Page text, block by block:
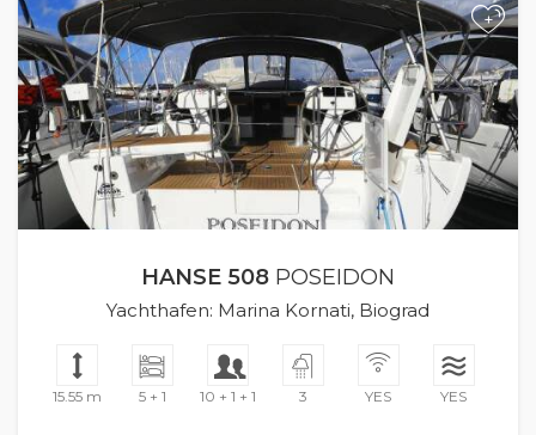
+
HANSE 508 POSEIDON
Yachthafen: Marina Kornati, Biograd
15.55 m 5 + 1 10 + 1 + 1 3 YES YES